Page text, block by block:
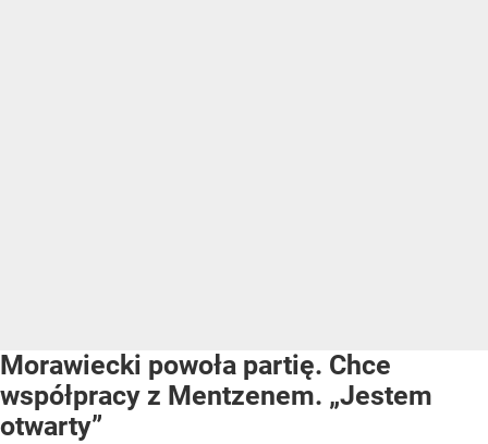
Morawiecki powoła partię. Chce
współpracy z Mentzenem. „Jestem
otwarty”